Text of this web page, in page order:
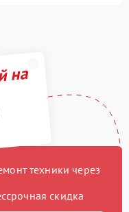
на
техники через
скидка